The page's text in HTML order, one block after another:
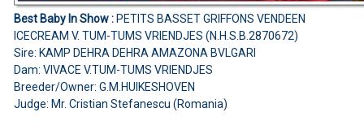
Best Baby In Show :PETITS BASSET GRIFFONS VENDEEN
ICECREAM V. TUM-TUMS VRIENDJES (N.H.S.B.2870672)
Sire: KAMP DEHRA DEHRA AMAZONA BVLGARI
Dam: VIVACE V.TUM-TUMS VRIENDJES
Breeder/Owner: G.M.HUIKESHOVEN
Judge: Mr. Cristian Stefanescu (Romania)